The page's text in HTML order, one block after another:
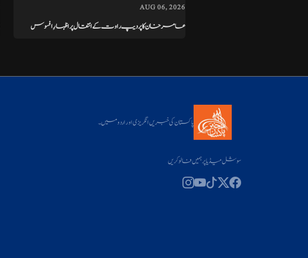
AUG 06, 2026
عامر خان کا پردیپ راوت کے انتقال پر اظہارِ افسوس
پاکستان کی خبریں انگریزی اور اردو میں۔
سوشل میڈیا پر ہمیں فالو کریں